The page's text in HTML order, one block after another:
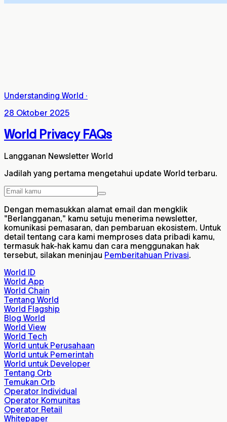
Understanding World ·
28 Oktober 2025
World Privacy FAQs
Langganan Newsletter World
Jadilah yang pertama mengetahui update World terbaru.
Dengan memasukkan alamat email dan mengklik
"Berlangganan," kamu setuju menerima newsletter,
komunikasi pemasaran, dan pembaruan ekosistem. Untuk
detail tentang cara kami memproses data pribadi kamu,
termasuk hak-hak kamu dan cara menggunakan hak
tersebut, silakan meninjau Pemberitahuan Privasi.
World ID
World App
World Chain
Tentang World
World Flagship
Blog World
World View
World Tech
World untuk Perusahaan
World untuk Pemerintah
World untuk Developer
Tentang Orb
Temukan Orb
Operator Individual
Operator Komunitas
Operator Retail
Whitepaper